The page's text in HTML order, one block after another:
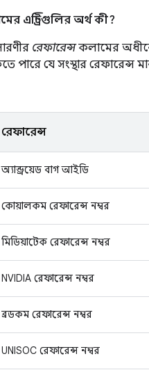
এন্ট্রিগুলির অর্থ কী?
রেফারেন্সকলামের অধীনে
পারে যে সংস্থার রেফারেন্স
রেফারেন্স
অ্যান্ড্রয়েড বাগ আইডি
কোয়ালকম রেফারেন্স নম্বর
মিডিয়াটেক রেফারেন্স নম্বর
NVIDIA রেফারেন্স নম্বর
ব্রডকম রেফারেন্স নম্বর
UNISOC রেফারেন্স নম্বর